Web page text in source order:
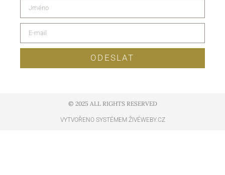
ODESLAT
© 2025 ALL RIGHTS RESERVED​
VYTVOŘENO SYSTÉMEM ŽIVÉWEBY.CZ